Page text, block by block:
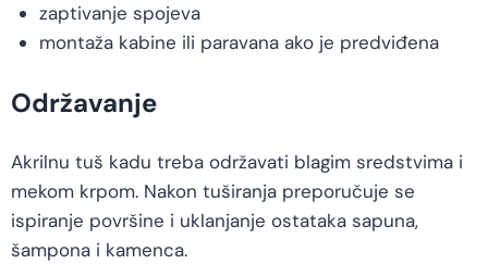
zaptivanje spojeva
montaža kabine ili paravana ako je predviđena
Održavanje
Akrilnu tuš kadu treba održavati blagim sredstvima i
mekom krpom. Nakon tuširanja preporučuje se
ispiranje površine i uklanjanje ostataka sapuna,
šampona i kamenca.